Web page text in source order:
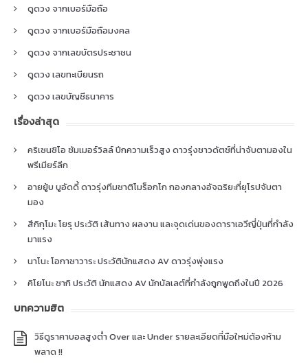
ดูดวง จากเบอร์มือถือ
ดูดวง จากเบอร์มือถือมงคล
ดูดวง จากเลขบัตรประชาชน
ดูดวง เลขทะเบียนรถ
ดูดวง เลขบัญชีธนาคาร
เรื่องล่าสุด
คริเซนซิโอ ซัมเมอร์วิลล์ ปีกความเร็วสูง ดาวรุ่งชาวดัตช์ที่น่าจับตามองใน
พรีเมียร์ลีก
อายยู้บ บูอัดดี้ ดาวรุ่งทีมชาติโมร็อกโก กองกลางอัจฉริยะที่ยุโรปจับตา
มอง
สึกิกุโมะ โยรุ ประวัติ เส้นทาง ผลงาน และจุดเด่นของดาราเอวีญี่ปุ่นที่กำลัง
มาแรง
นาโนะ โอกาซาวาระ ประวัตินักแสดง AV ดาวรุ่งพุ่งแรง
คิโยโนะ ซากิ ประวัติ นักแสดง AV นักบัลเลต์ที่กำลังถูกพูดถึงในปี 2026
บทความฮิต
วิธีดูราคาบอลสูงต่ำ Over และ Under รายละเอียดที่มือใหม่ต้องห้าม
พลาด !!